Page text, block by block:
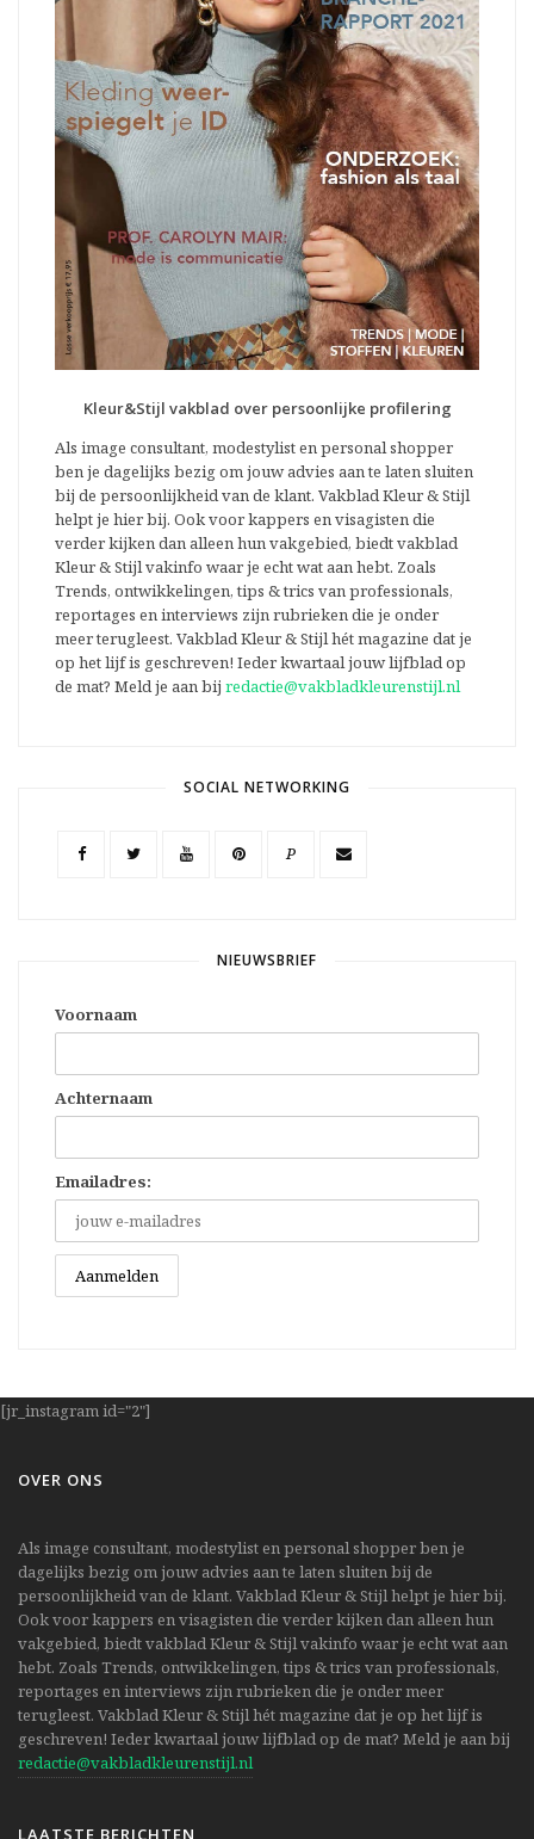
Kleur&Stijl vakblad over persoonlijke profilering
Als image consultant, modestylist en personal shopper
ben je dagelijks bezig om jouw advies aan te laten sluiten
bij de persoonlijkheid van de klant. Vakblad Kleur & Stijl
helpt je hier bij. Ook voor kappers en visagisten die
verder kijken dan alleen hun vakgebied, biedt vakblad
Kleur & Stijl vakinfo waar je echt wat aan hebt. Zoals
Trends, ontwikkelingen, tips & trics van professionals,
reportages en interviews zijn rubrieken die je onder
meer terugleest. Vakblad Kleur & Stijl hét magazine dat je
op het lijf is geschreven! Ieder kwartaal jouw lijfblad op
de mat? Meld je aan bij redactie@vakbladkleurenstijl.nl
SOCIAL NETWORKING
P
NIEUWSBRIEF
Voornaam
Achternaam
Emailadres:
[jr_instagram id="2"]
OVER ONS
Als image consultant, modestylist en personal shopper ben je
dagelijks bezig om jouw advies aan te laten sluiten bij de
persoonlijkheid van de klant. Vakblad Kleur & Stijl helpt je hier bij.
Ook voor kappers en visagisten die verder kijken dan alleen hun
vakgebied, biedt vakblad Kleur & Stijl vakinfo waar je echt wat aan
hebt. Zoals Trends, ontwikkelingen, tips & trics van professionals,
reportages en interviews zijn rubrieken die je onder meer
terugleest. Vakblad Kleur & Stijl hét magazine dat je op het lijf is
geschreven! Ieder kwartaal jouw lijfblad op de mat? Meld je aan bij
redactie@vakbladkleurenstijl.nl
LAATSTE BERICHTEN